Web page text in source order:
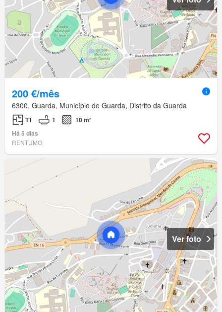
200 €/mês
6300, Guarda, Município de Guarda, Distrito da Guarda
T1 1
10 m²
Há 5 dias
RENTUMO
Ver foto